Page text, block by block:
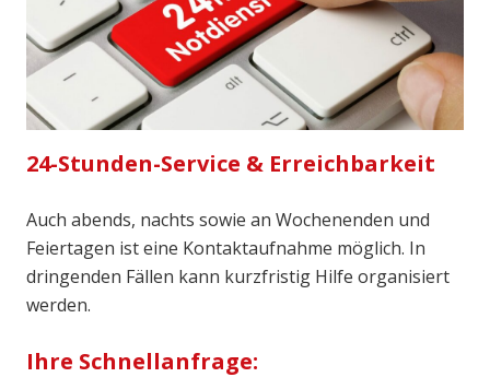
24-Stunden-Service & Erreichbarkeit
Auch abends, nachts sowie an Wochenenden und
Feiertagen ist eine Kontaktaufnahme möglich. In
dringenden Fällen kann kurzfristig Hilfe organisiert
werden.
Ihre Schnellanfrage: